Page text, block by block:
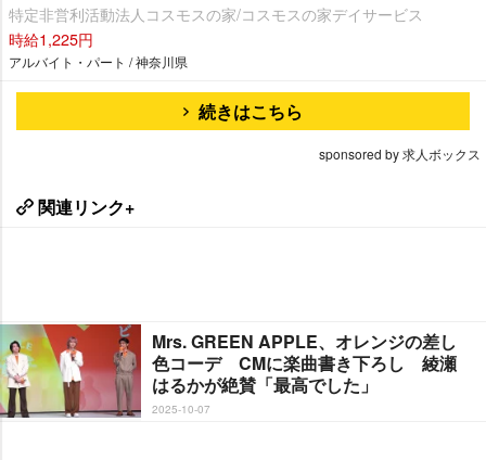
特定非営利活動法人コスモスの家/コスモスの家デイサービス
時給1,225円
アルバイト・パート / 神奈川県
続きはこちら
sponsored by 求人ボックス
関連リンク+
Mrs. GREEN APPLE、オレンジの差し
色コーデ CMに楽曲書き下ろし 綾瀬
はるかが絶賛「最高でした」
2025-10-07